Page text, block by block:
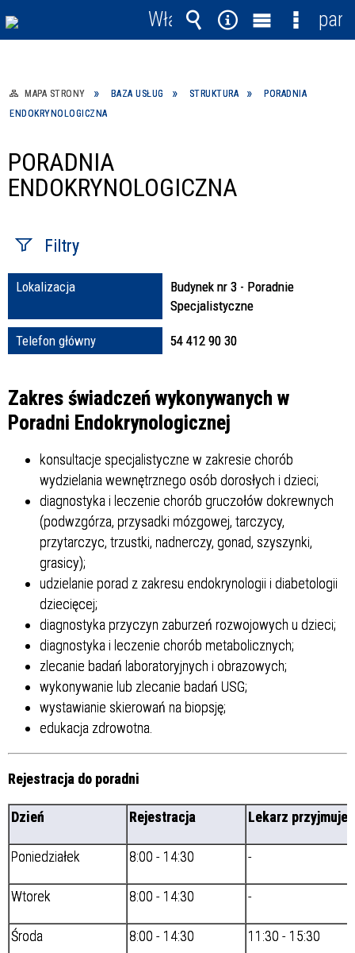
MAPA STRONY BAZA USŁUG STRUKTURA
PORADNIA
ENDOKRYNOLOGICZNA
PORADNIA
ENDOKRYNOLOGICZNA
Filtry
Fraza / imię,
Sprawa
Personel
Lokalizacja
Budynek nr 3 - Poradnie
Specjalistyczne
Telefon główny 54 412 90 30
Zakres świadczeń wykonywanych w
Poradni Endokrynologicznej
konsultacje specjalistyczne w zakresie chorób
wydzielania wewnętrznego osób dorosłych i dzieci;
diagnostyka i leczenie chorób gruczołów dokrewnych
(podwzgórza, przysadki mózgowej, tarczycy,
przytarczyc, trzustki, nadnerczy, gonad, szyszynki,
grasicy);
udzielanie porad z zakresu endokrynologii i diabetologii
dziecięcej;
diagnostyka przyczyn zaburzeń rozwojowych u dzieci;
diagnostyka i leczenie chorób metabolicznych;
zlecanie badań laboratoryjnych i obrazowych;
wykonywanie lub zlecanie badań USG;
wystawianie skierowań na biopsję;
edukacja zdrowotna.
Rejestracja do poradni
Dzień Rejestracja Lekarz przyjmuje
Poniedziałek 8:00 - 14:30 -
Wtorek 8:00 - 14:30 -
Środa 8:00 - 14:30 11:30 - 15:30
Włącz
powiadomienia
Wyszukiwarka
Narzędzia
MenuMenu